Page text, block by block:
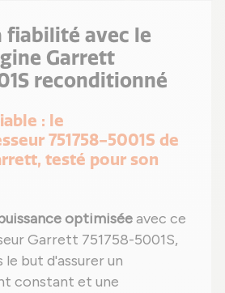
fiabilité avec le
Garrett
reconditionné
: le
751758-5001S de
testé pour son
optimiséeavec ce
Garrett 751758-5001S,
but d'assurer un
constant et une